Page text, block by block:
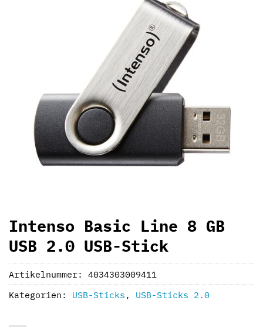
Intenso Basic Line 8 GB
USB 2.0 USB-Stick
Artikelnummer: 4034303009411
Kategorien: USB-Sticks , USB-Sticks 2.0